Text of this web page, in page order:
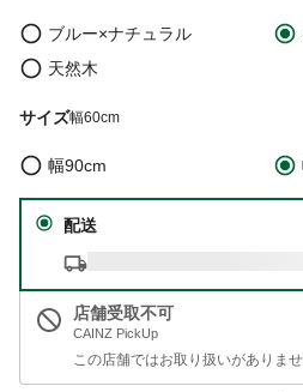
ブルー×ナチュラル
天然木
サイズ幅60cm
幅90cm
配送
店舗受取不可
CAINZ PickUp
この店舗ではお取り扱いがありま